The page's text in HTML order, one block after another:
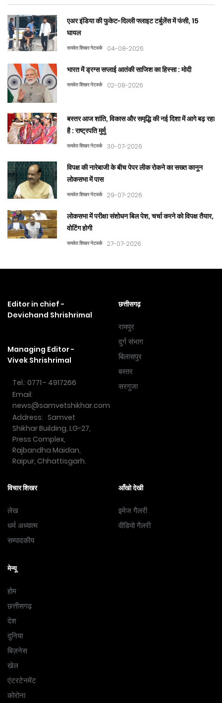
एअर इंडिया की फुकेट-दिल्ली फ्लाइट टर्बुलेंस में फंसी, 15
घायल
समवेत शिखर नेटवर्क 04-08-2026
भारत में ड्रग्स सप्लाई आतंकी साजिश का हिस्सा : मोदी
समवेत शिखर नेटवर्क 02-08-2026
बस्तर आज शांति, विकास और समृद्धि की नई दिशा में आगे बढ़ रहा
है : राष्ट्रपति मुर्मु
समवेत शिखर नेटवर्क 30-07-2026
विपक्ष की नारेबाजी के बीच पेपर लीक रोकने का सख्त कानून
लोकसभा में पास
समवेत शिखर नेटवर्क 29-07-2026
लोकसभा में परीक्षा संशोधन बिल पेश, चर्चा करने को विपक्ष तैयार,
वोटिंग होगी
समवेत शिखर नेटवर्क 27-07-2026
Editor in chief -
Devichand Shrishrimal
Managing Editor -
Vivek Shrishrimal
Tel.: 0771 - 4917266
Email:
news@samvetshikhar.com
Address: Samvet
Shikhar Building, LG-27,
Press Complex,
Rajbandha Maidan,
Raipur, Chhattisgarh.
छत्तीसगढ़
रायपुर
दुर्ग संभाग
बिलासपुर
बस्तर
सरगुजा
विचार शिखर
लेख
धर्म अध्यात्म
सम्पादकीय
आँखो देखी
इमेज गैलरी
वीडियो गैलरी
मेन्यू
होम
छत्तीसगढ़
देश
दुनिया
बिज़नेस
खेल
एंटरटेनमेंट
कोरोना